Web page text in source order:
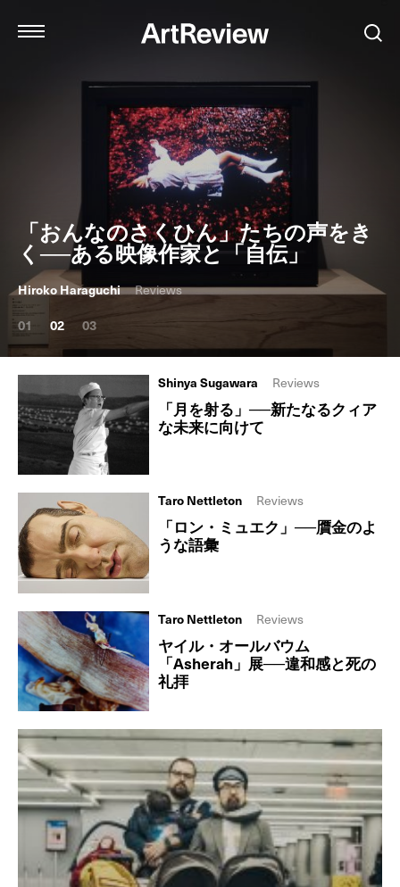
「おんなのさくひん」たちの声をき
く──ある映像作家と「自伝」
Hiroko Haraguchi
Reviews
01
02 03
「月を射る」──新たなるクィア
な未来に向けて
Shinya Sugawara Reviews
「ロン・ミュエク」──贋金のよ
うな語彙
Taro Nettleton Reviews
ヤイル・オールバウム
「Asherah」展──違和感と死の
礼拝
Taro Nettleton Reviews